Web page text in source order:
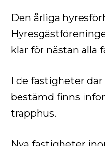
Den årliga
klar för nästan alla
I de fastigheter
bestämd finns
trapphus.